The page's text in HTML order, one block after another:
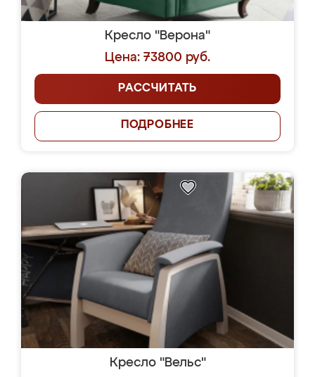
Кресло "Верона"
Цена: 73800 руб.
РАССЧИТАТЬ
ПОДРОБНЕЕ
Кресло "Вельс"